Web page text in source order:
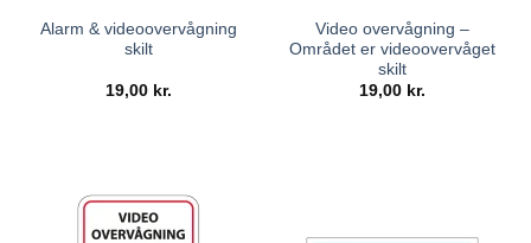
Alarm & videoovervågning
skilt
19,00 kr.
Video overvågning –
Området er videoovervåget
skilt
19,00 kr.